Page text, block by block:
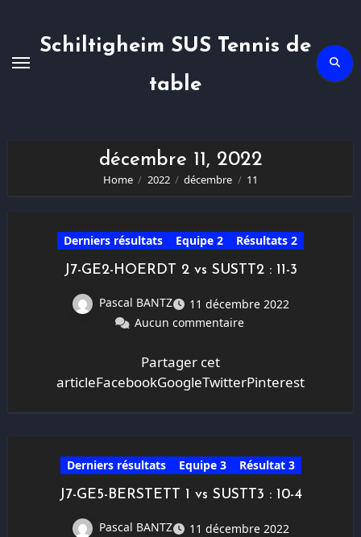
Schiltigheim SUS Tennis de
table
décembre 11, 2022
Home 2022 décembre 11
Derniers résultats Equipe 2 Résultats 2
J7-GE2-HOERDT 2 vs SUSTT2 : 11-3
Pascal BANTZ
11 décembre 2022
Aucun commentaire
Partager cet
articleFacebookGoogleTwitterPinterest
Derniers résultats Equipe 3 Résultat 3
J7-GE5-BERSTETT 1 vs SUSTT3 : 10-4
Pascal BANTZ
11 décembre 2022